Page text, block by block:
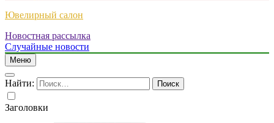
Ювелирный салон
Новостная рассылка
Случайные новости
Меню
Найти:
Заголовки